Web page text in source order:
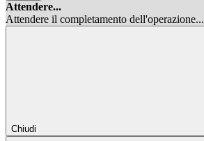
Attendere...
Attendere il completamento dell'operazione...
Chiudi